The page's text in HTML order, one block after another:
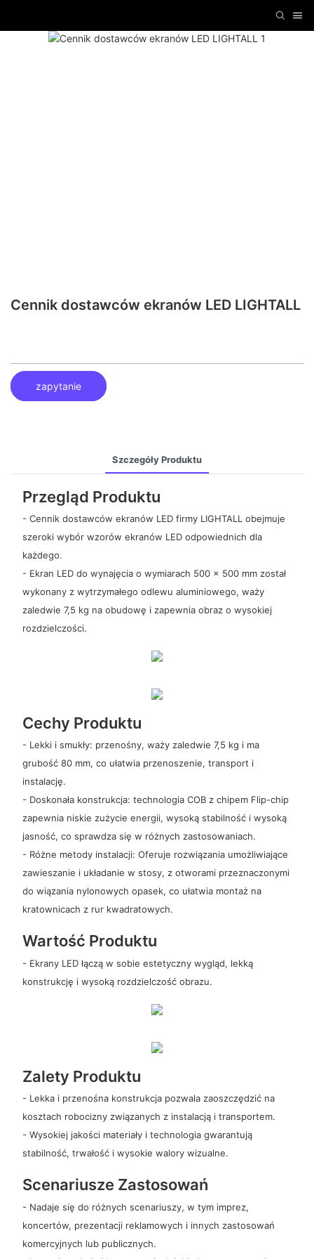
Cennik dostawców ekranów LED LIGHTALL
zapytanie
Szczegóły Produktu
Przegląd Produktu
- Cennik dostawców ekranów LED firmy LIGHTALL obejmuje
szeroki wybór wzorów ekranów LED odpowiednich dla
każdego.
- Ekran LED do wynajęcia o wymiarach 500 x 500 mm został
wykonany z wytrzymałego odlewu aluminiowego, waży
zaledwie 7,5 kg na obudowę i zapewnia obraz o wysokiej
rozdzielczości.
Cechy Produktu
- Lekki i smukły: przenośny, waży zaledwie 7,5 kg i ma
grubość 80 mm, co ułatwia przenoszenie, transport i
instalację.
- Doskonała konstrukcja: technologia COB z chipem Flip-chip
zapewnia niskie zużycie energii, wysoką stabilność i wysoką
jasność, co sprawdza się w różnych zastosowaniach.
- Różne metody instalacji: Oferuje rozwiązania umożliwiające
zawieszanie i układanie w stosy, z otworami przeznaczonymi
do wiązania nylonowych opasek, co ułatwia montaż na
kratownicach z rur kwadratowych.
Wartość Produktu
- Ekrany LED łączą w sobie estetyczny wygląd, lekką
konstrukcję i wysoką rozdzielczość obrazu.
Zalety Produktu
- Lekka i przenośna konstrukcja pozwala zaoszczędzić na
kosztach robocizny związanych z instalacją i transportem.
- Wysokiej jakości materiały i technologia gwarantują
stabilność, trwałość i wysokie walory wizualne.
Scenariusze Zastosowań
- Nadaje się do różnych scenariuszy, w tym imprez,
koncertów, prezentacji reklamowych i innych zastosowań
komercyjnych lub publicznych.